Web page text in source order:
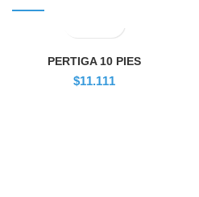
PERTIGA 10 PIES
$11.111